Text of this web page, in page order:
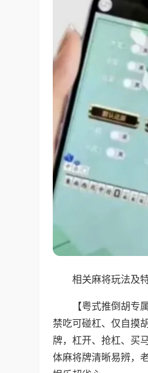
相关麻将玩法及
【粤式推倒胡
禁吃可碰杠、仅自摸
牌，杠开、抢杠、买
体麻将牌清晰易辨，